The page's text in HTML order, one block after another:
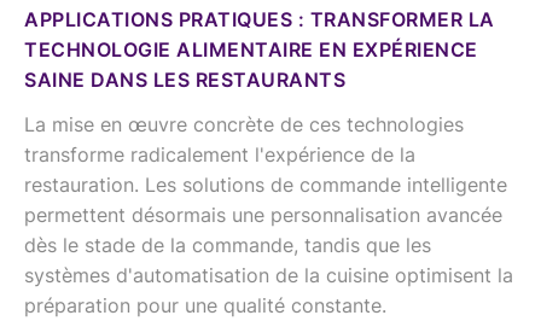
APPLICATIONS PRATIQUES : TRANSFORMER LA
TECHNOLOGIE ALIMENTAIRE EN EXPÉRIENCE
SAINE DANS LES RESTAURANTS
La mise en œuvre concrète de ces technologies
transforme radicalement l'expérience de la
restauration. Les solutions de commande intelligente
permettent désormais une personnalisation avancée
dès le stade de la commande, tandis que les
systèmes d'automatisation de la cuisine optimisent la
préparation pour une qualité constante.